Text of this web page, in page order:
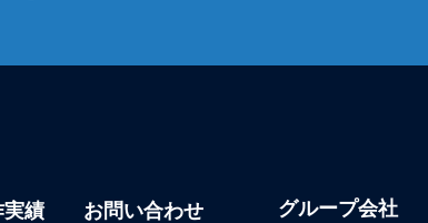
実績 お問い合わせ グループ会社